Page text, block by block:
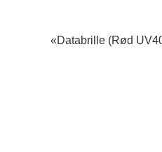
«Databrille (Rød